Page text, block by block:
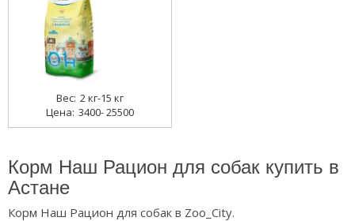
2 кг-15 кг
3400- 25500
Корм Наш Рацион для собак купить в
Астане
Корм Наш Рацион для собак в Zoo_City.